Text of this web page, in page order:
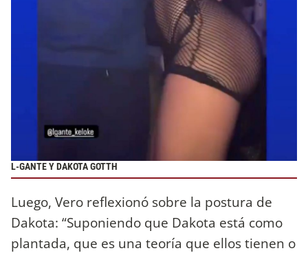
L-GANTE Y DAKOTA GOTTH
Luego, Vero reflexionó sobre la postura de
Dakota: “Suponiendo que Dakota está como
plantada, que es una teoría que ellos tienen o